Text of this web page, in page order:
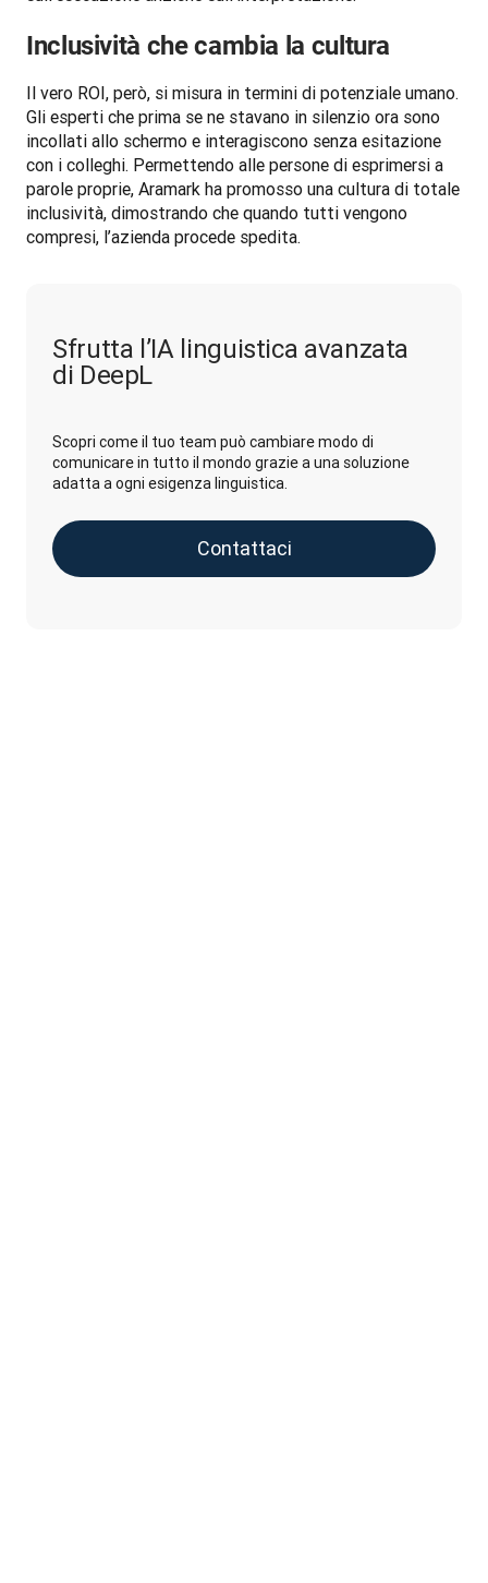
Inclusività che cambia la cultura
Il vero ROI, però, si misura in termini di potenziale umano.
Gli esperti che prima se ne stavano in silenzio ora sono
incollati allo schermo e interagiscono senza esitazione
con i colleghi. Permettendo alle persone di esprimersi a
parole proprie, Aramark ha promosso una cultura di totale
inclusività, dimostrando che quando tutti vengono
compresi, l’azienda procede spedita.
Sfrutta l’IA linguistica avanzata
di DeepL
Scopri come il tuo team può cambiare modo di
comunicare in tutto il mondo grazie a una soluzione
adatta a ogni esigenza linguistica.
Contattaci